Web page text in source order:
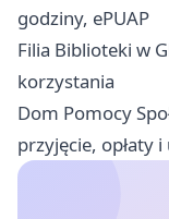
godziny, ePUAP
Filia Biblioteki w
korzystania
Dom Pomocy
przyjęcie, opłaty i